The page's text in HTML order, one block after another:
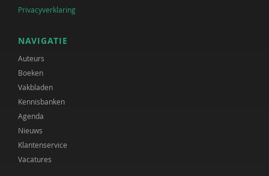
Privacyverklaring
NAVIGATIE
Auteurs
Boeken
Vakbladen
Kennisbanken
Agenda
Nieuws
Klantenservice
Vacatures